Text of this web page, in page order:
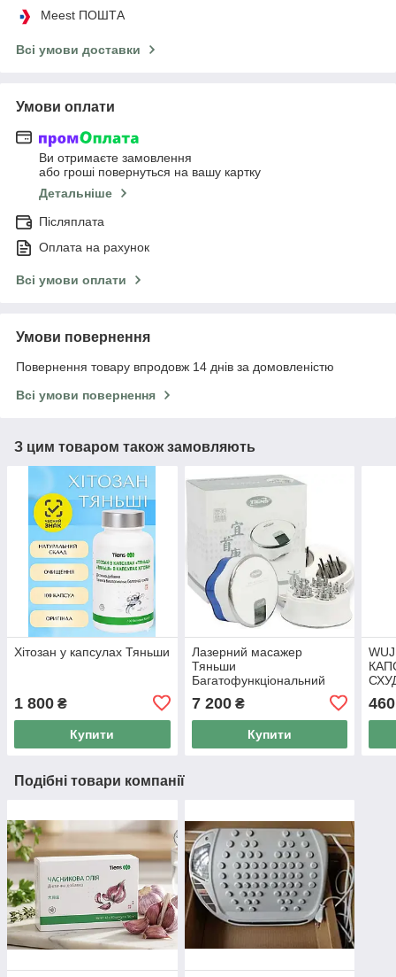
Meest ПОШТА
Всі умови доставки
Умови оплати
Ви отримаєте замовлення
або гроші повернуться на вашу картку
Детальніше
Післяплата
Оплата на рахунок
Всі умови оплати
Умови повернення
Повернення товару впродовж 14 днів за домовленістю
Всі умови повернення
З цим товаром також замовляють
Хітозан у капсулах Тяньши
1 800 ₴
Купити
Лазерний масажер
Тяньши
Багатофункціональний
масажер TQ-Z06 Ішоукан
7 200₴
Купити
капс
460
Подібні товари компанії